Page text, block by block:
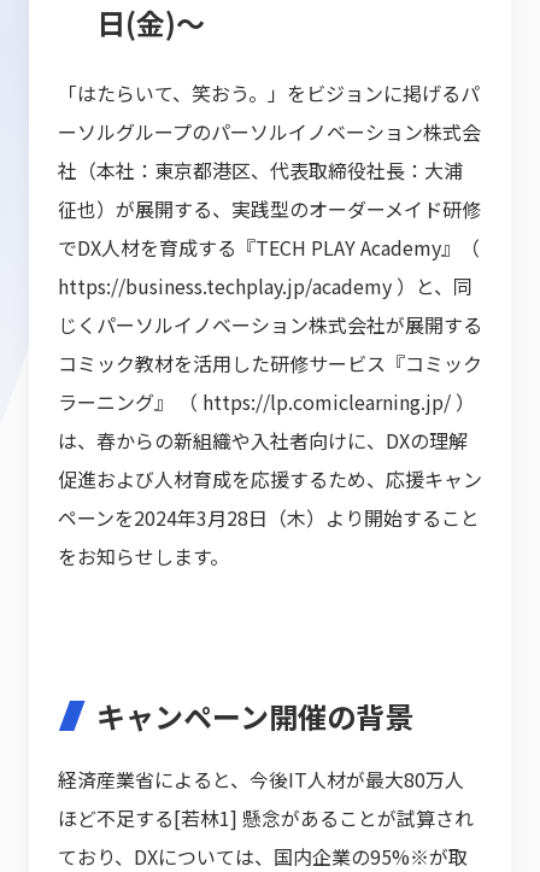
日(金)～
「はたらいて、笑おう。」をビジョンに掲げるパ
ーソルグループのパーソルイノベーション株式会
社（本社：東京都港区、代表取締役社長：大浦
征也）が展開する、実践型のオーダーメイド研修
でDX人材を育成する『TECH PLAY Academy』（
https://business.techplay.jp/academy ）と、同
じくパーソルイノベーション株式会社が展開する
コミック教材を活用した研修サービス『コミック
ラーニング』 （ https://lp.comiclearning.jp/ ）
は、春からの新組織や入社者向けに、DXの理解
促進および人材育成を応援するため、応援キャン
ペーンを2024年3月28日（木）より開始すること
をお知らせします。
キャンペーン開催の背景
経済産業省によると、今後IT人材が最大80万人
ほど不足する[若林1] 懸念があることが試算され
ており、DXについては、国内企業の95%※が取